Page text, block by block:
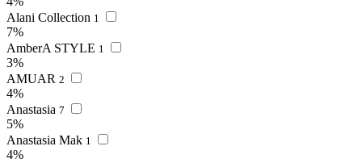
Alani Collection 1
7%
AmberA STYLE 1
3%
AMUAR 2
4%
Anastasia 7
5%
Anastasia Mak 1
4%